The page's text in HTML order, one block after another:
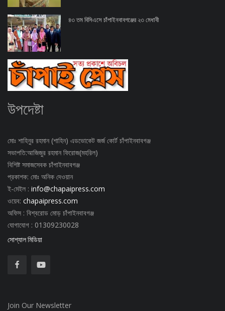
৪৩ তম বিসিএসে চাঁপাইনবাবগঞ্জের ২৩ মেধাবী
উপদেষ্টা
মোঃ শাহিনুর রহমান (শাহিন) এডভোকেট জর্জ কোর্ট চাঁপাইনবাবগঞ্জ
সভাপতি:আজিজুর রহমান ফিরোজ(মহরিল)
বিশিষ্ট সমাজসেবক চাঁপাইনবাবগঞ্জ
প্রকাশক: মোঃ অনিক দেওয়ান
ই-মেইল : info@chapaipress.com
ওয়েব: chapaipress.com
অফিস : বিশ্বরোড মোড় চাঁপাইনবাবগঞ্জ
যোগাযোগ : 01309230028
সোশ্যাল মিডিয়া
Join Our Newsletter